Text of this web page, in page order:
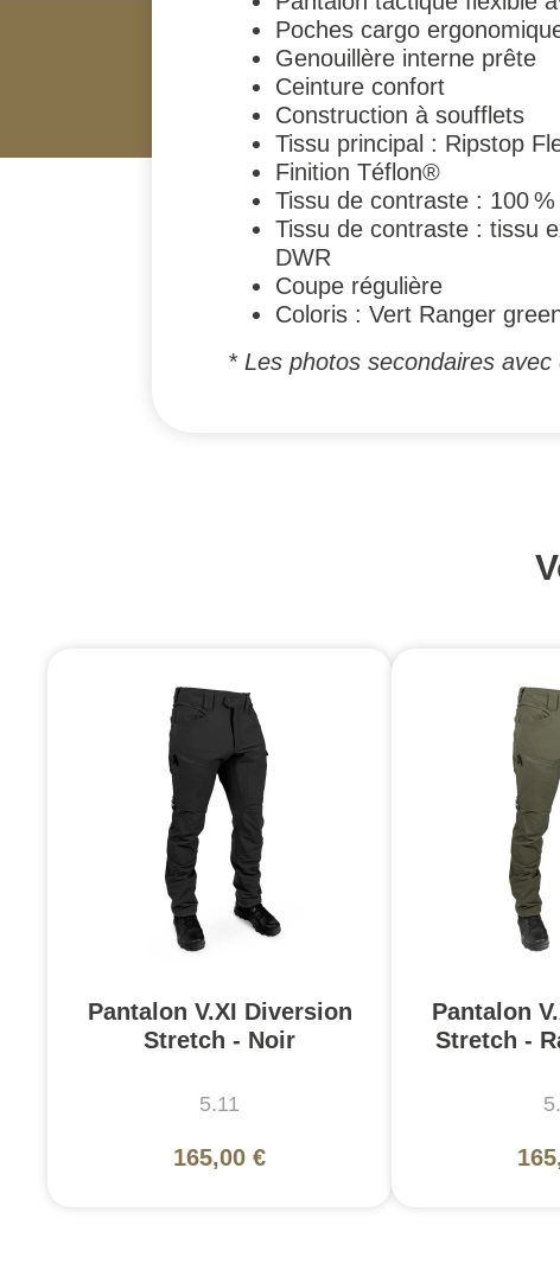
Poches cargo
Genouillère interne prête
Ceinture confort
Construction à soufflets
Tissu principal : Ripstop
Finition Téflon®
Tissu de contraste : 100
Tissu de contraste : tissu
DWR
Coupe régulière
Coloris : Vert Ranger
* Les photos secondaires
Pantalon V.XI Diversion
Stretch - Noir
5.11
165,00 €
Pantalon
Stretch -